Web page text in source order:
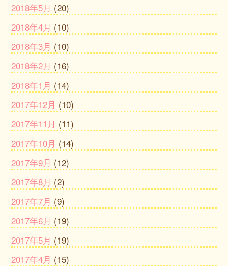
2018年5月 (20)
2018年4月 (10)
2018年3月 (10)
2018年2月 (16)
2018年1月 (14)
2017年12月 (10)
2017年11月 (11)
2017年10月 (14)
2017年9月 (12)
2017年8月 (2)
2017年7月 (9)
2017年6月 (19)
2017年5月 (19)
2017年4月 (15)